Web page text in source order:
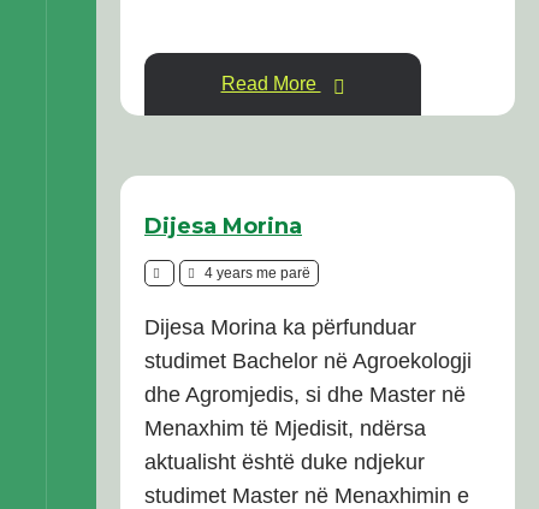
Read More
Dijesa Morina
4 years me parë
Dijesa Morina ka përfunduar
studimet Bachelor në Agroekologji
dhe Agromjedis, si dhe Master në
Menaxhim të Mjedisit, ndërsa
aktualisht është duke ndjekur
studimet Master në Menaxhimin e